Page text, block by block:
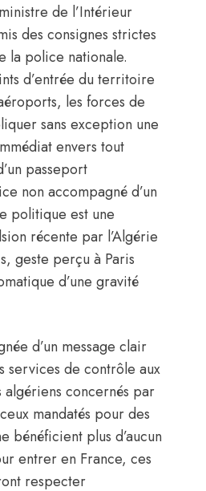
de l’Intérieur
des consignes strictes
la police nationale.
d’entrée du territoire
les forces de
sans exception une
envers tout
passeport
non accompagné d’un
politique est une
récente par l’Algérie
geste perçu à Paris
d’une gravité
d’un message clair
services de contrôle aux
concernés par
mandatés pour des
bénéficient plus d’aucun
entrer en France, ces
respecter